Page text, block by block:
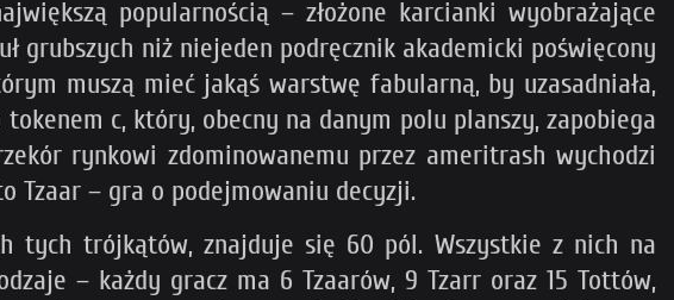
popularnością – złożone karcianki wyobrażające
grubszych niż niejeden podręcznik akademicki poświęcony
muszą mieć jakąś warstwę fabularną, by uzasadniała,
c, który, obecny na danym polu planszy, zapobiega
rynkowi zdominowanemu przez ameritrash wychodzi
Tzaar – gra o podejmowaniu decyzji.
tych trójkątów, znajduje się 60 pól. Wszystkie z nich na
– każdy gracz ma 6 Tzaarów, 9 Tzarr oraz 15 Tottów,